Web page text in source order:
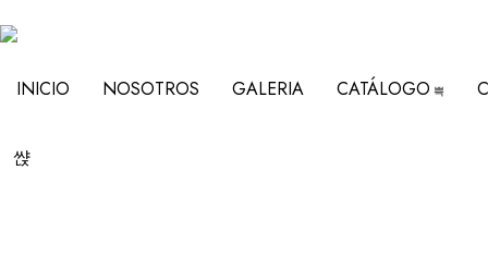
INICIO NOSOTROS GALERIA CATÁLOGO